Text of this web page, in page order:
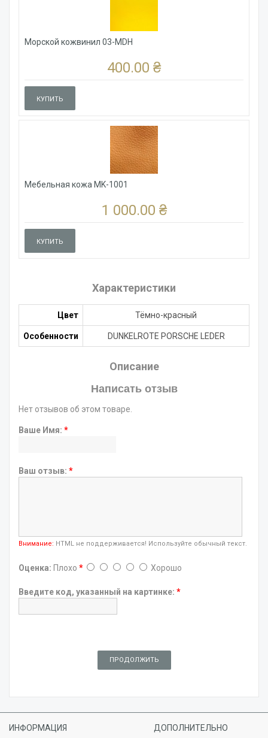
Морской кожвинил 03-MDH
400.00 ₴
КУПИТЬ
Мебельная кожа MK-1001
1 000.00 ₴
КУПИТЬ
Характеристики
Цвет Тёмно-красный
Особенности DUNKELROTE PORSCHE LEDER
Описание
Написать отзыв
Нет отзывов об этом товаре.
Ваше Имя: *
Ваш отзыв: *
Внимание: HTML не поддерживается! Используйте обычный текст.
Оценка: Плохо * Хорошо
Введите код, указанный на картинке: *
ПРОДОЛЖИТЬ
ИНФОРМАЦИЯ ДОПОЛНИТЕЛЬНО